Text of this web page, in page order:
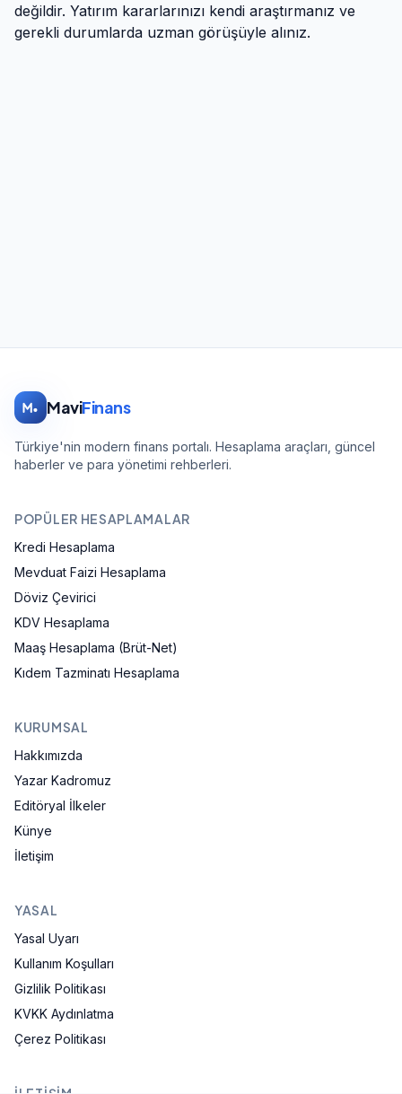
değildir. Yatırım kararlarınızı kendi araştırmanız ve
gerekli durumlarda uzman görüşüyle alınız.
MaviFinans
Türkiye'nin modern finans portalı. Hesaplama araçları, güncel
haberler ve para yönetimi rehberleri.
POPÜLER HESAPLAMALAR
Kredi Hesaplama
Mevduat Faizi Hesaplama
Döviz Çevirici
KDV Hesaplama
Maaş Hesaplama (Brüt-Net)
Kıdem Tazminatı Hesaplama
KURUMSAL
Hakkımızda
Yazar Kadromuz
Editöryal İlkeler
Künye
İletişim
YASAL
Yasal Uyarı
Kullanım Koşulları
Gizlilik Politikası
KVKK Aydınlatma
Çerez Politikası